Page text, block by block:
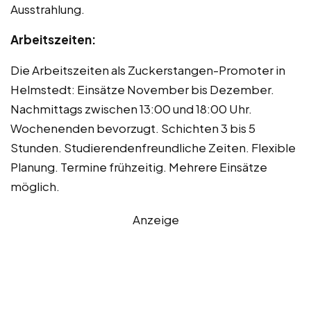
Ausstrahlung.
Arbeitszeiten:
Die Arbeitszeiten als Zuckerstangen-Promoter in
Helmstedt: Einsätze November bis Dezember.
Nachmittags zwischen 13:00 und 18:00 Uhr.
Wochenenden bevorzugt. Schichten 3 bis 5
Stunden. Studierendenfreundliche Zeiten. Flexible
Planung. Termine frühzeitig. Mehrere Einsätze
möglich.
Anzeige